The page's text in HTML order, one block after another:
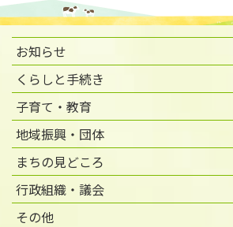
お知らせ
くらしと手続き
子育て・教育
地域振興・団体
まちの見どころ
行政組織・議会
その他